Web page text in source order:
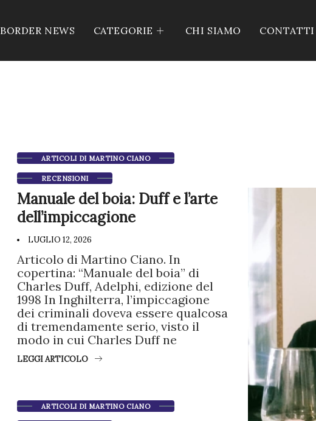
BORDER NEWS CATEGORIE CHI SIAMO CONTATTI
ARTICOLI DI MARTINO CIANO
RECENSIONI
Manuale del boia: Duff e l’arte
dell’impiccagione
LUGLIO 12, 2026
Articolo di Martino Ciano. In
copertina: “Manuale del boia” di
Charles Duff, Adelphi, edizione del
1998 In Inghilterra, l’impiccagione
dei criminali doveva essere qualcosa
di tremendamente serio, visto il
modo in cui Charles Duff ne
LEGGI ARTICOLO
ARTICOLI DI MARTINO CIANO